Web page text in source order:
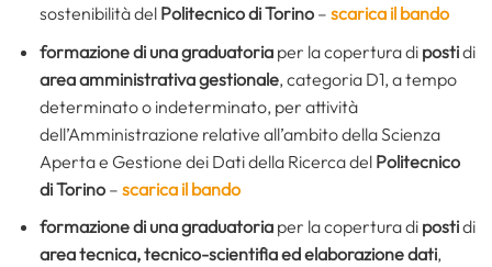
sostenibilità del Politecnico di Torino– scarica il bando
formazione di una graduatoriaper la copertura di postidi
area amministrativa gestionale, categoria D1, a tempo
determinato o indeterminato, per attività
dell’Amministrazione relative all’ambito della Scienza
Aperta e Gestione dei Dati della Ricerca del Politecnico
di Torino– scarica il bando
formazione di una graduatoriaper la copertura di postidi
area tecnica, tecnico-scientifia ed elaborazione dati,